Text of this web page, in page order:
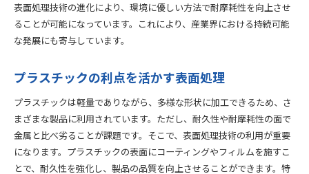
表面処理技術の進化により、環境に優しい方法で耐摩耗性を向上させ
ることが可能になっています。これにより、産業界における持続可能
な発展にも寄与しています。
プラスチックの利点を活かす表面処理
プラスチックは軽量でありながら、多様な形状に加工できるため、さ
まざまな製品に利用されています。ただし、耐久性や耐摩耗性の面で
金属と比べ劣ることが課題です。そこで、表面処理技術の利用が重要
になります。プラスチックの表面にコーティングやフィルムを施すこ
とで、耐久性を強化し、製品の品質を向上させることができます。特